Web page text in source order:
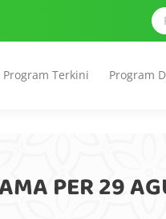
Program Terkini Program
PER 29